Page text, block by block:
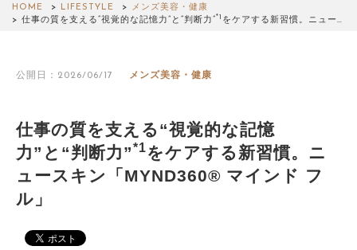
HOME LIFESTYLE
メンズ美容・健康
仕事の質を支える“視覚的な記憶力”と“判断力”*1 をケアする新習慣。ニュー…
公開日：2026/06/17 メンズ美容・健康
仕事の質を支える“視覚的な記憶
力”と“判断力”*1をケアする新習慣。ニ
ュースキン「MYND360® マインド フ
ル」